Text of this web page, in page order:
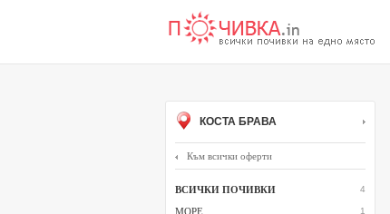
КОСТА БРАВА
Към всички оферти
ВСИЧКИ ПОЧИВКИ 4
МОРЕ 1